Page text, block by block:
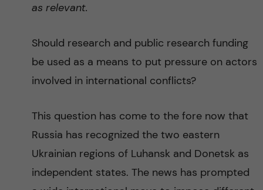
as relevant.
Should research and public research funding
be used as a means to put pressure on actors
involved in international conflicts?
This question has come to the fore now that
Russia has recognized the two eastern
Ukrainian regions of Luhansk and Donetsk as
independent states. The news has prompted